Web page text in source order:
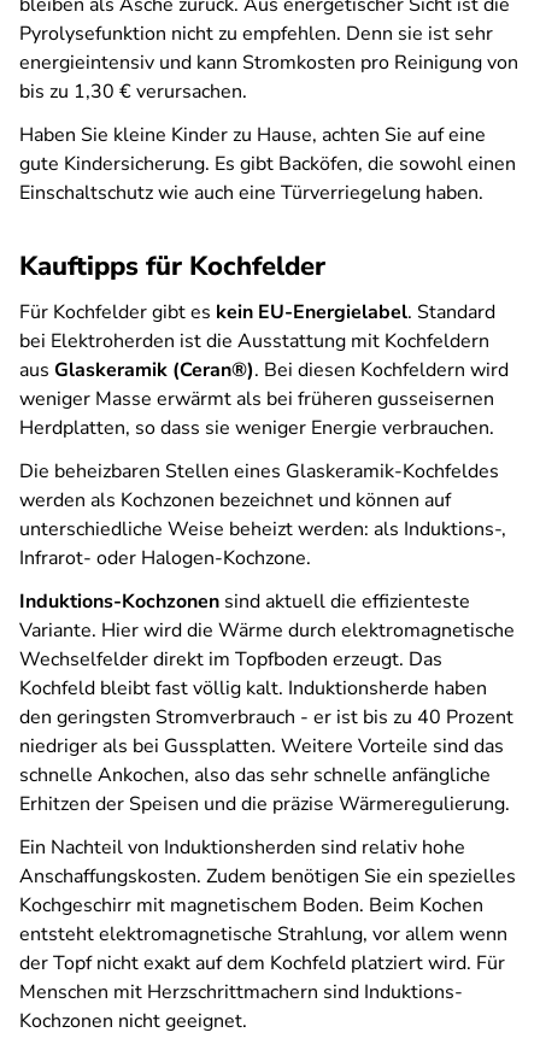
Pyrolysefunktion nicht zu empfehlen. Denn sie ist sehr
energieintensiv und kann Stromkosten pro Reinigung von
bis zu 1,30 € verursachen.
Haben Sie kleine Kinder zu Hause, achten Sie auf eine
gute Kindersicherung. Es gibt Backöfen, die sowohl einen
Einschaltschutz wie auch eine Türverriegelung haben.
Kauftipps für Kochfelder
Für Kochfelder gibt es kein EU-Energielabel. Standard
bei Elektroherden ist die Ausstattung mit Kochfeldern
aus Glaskeramik (Ceran®). Bei diesen Kochfeldern wird
weniger Masse erwärmt als bei früheren gusseisernen
Herdplatten, so dass sie weniger Energie verbrauchen.
Die beheizbaren Stellen eines Glaskeramik-Kochfeldes
werden als Kochzonen bezeichnet und können auf
unterschiedliche Weise beheizt werden: als Induktions-,
Infrarot- oder Halogen-Kochzone.
Induktions-Kochzonen sind aktuell die effizienteste
Variante. Hier wird die Wärme durch elektromagnetische
Wechselfelder direkt im Topfboden erzeugt. Das
Kochfeld bleibt fast völlig kalt. Induktionsherde haben
den geringsten Stromverbrauch - er ist bis zu 40 Prozent
niedriger als bei Gussplatten. Weitere Vorteile sind das
schnelle Ankochen, also das sehr schnelle anfängliche
Erhitzen der Speisen und die präzise Wärmeregulierung.
Ein Nachteil von Induktionsherden sind relativ hohe
Anschaffungskosten. Zudem benötigen Sie ein spezielles
Kochgeschirr mit magnetischem Boden. Beim Kochen
entsteht elektromagnetische Strahlung, vor allem wenn
der Topf nicht exakt auf dem Kochfeld platziert wird. Für
Menschen mit Herzschrittmachern sind Induktions-
Kochzonen nicht geeignet.